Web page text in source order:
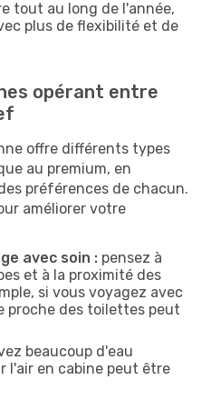
tout au long de l'année,
plus de flexibilité et de
opérant entre
offre différents types
au premium, en
préférences de chacun.
améliorer votre
avec soin : pensez à
et à la proximité des
si vous voyagez avec
proche des toilettes peut
beaucoup d'eau
l'air en cabine peut être